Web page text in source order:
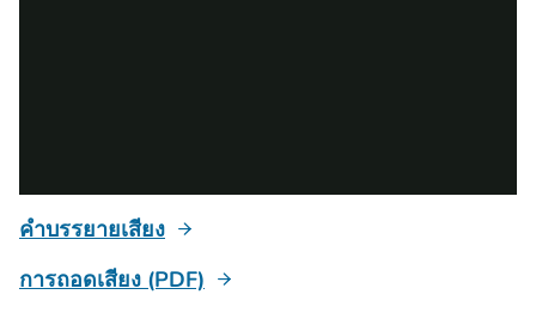
คำบรรยายเสียง
การถอดเสียง (PDF)